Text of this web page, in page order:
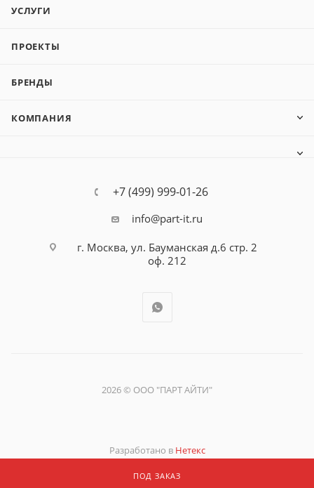
ПОД ЗАКАЗ
УСЛУГИ
ПРОЕКТЫ
БРЕНДЫ
КОМПАНИЯ
+7 (499) 999-01-26
info@part-it.ru
г. Москва, ул. Бауманская д.6 стр. 2
оф. 212
2026 © ООО "ПАРТ АЙТИ"
Разработано в Нетекс